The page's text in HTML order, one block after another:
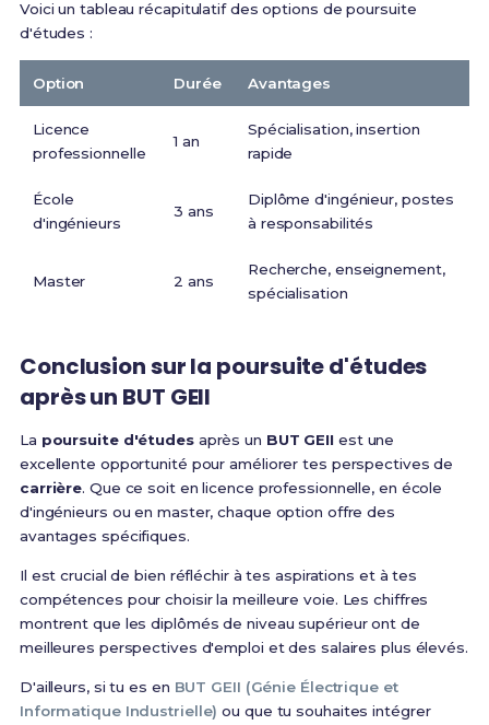
Voici un tableau récapitulatif des options de poursuite
d'études :
Option Durée Avantages
Licence
professionnelle
1 an
Spécialisation, insertion
rapide
École
d'ingénieurs
3 ans
Diplôme d'ingénieur, postes
à responsabilités
Master 2 ans
Recherche, enseignement,
spécialisation
Conclusion sur la poursuite d'études
après un BUT GEII
La poursuite d'étudesaprès un BUT GEII est une
excellente opportunité pour améliorer tes perspectives de
carrière. Que ce soit en licence professionnelle, en école
d'ingénieurs ou en master, chaque option offre des
avantages spécifiques.
Il est crucial de bien réfléchir à tes aspirations et à tes
compétences pour choisir la meilleure voie. Les chiffres
montrent que les diplômés de niveau supérieur ont de
meilleures perspectives d'emploi et des salaires plus élevés.
D'ailleurs, si tu es en BUT GEII (Génie Électrique et
Informatique Industrielle) ou que tu souhaites intégrer